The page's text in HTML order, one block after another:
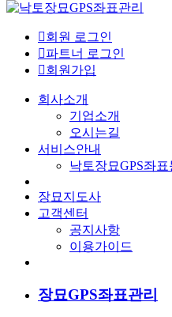
회원 로그인
파트너 로그인
회원가입
회사소개
기업소개
오시는길
서비스안내
낙토장묘GPS좌표
장묘지도사
고객센터
공지사항
이용가이드
장묘GPS좌표관리